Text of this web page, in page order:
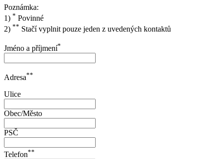
Poznámka:
1) * Povinné
2) ** Stačí vyplnit pouze jeden z uvedených kontaktů
Jméno a příjmení*
Adresa**
Ulice
Obec/Město
PSČ
Telefon**